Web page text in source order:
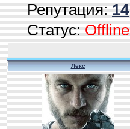
Репутация:14
Статус:Offline
Лекс